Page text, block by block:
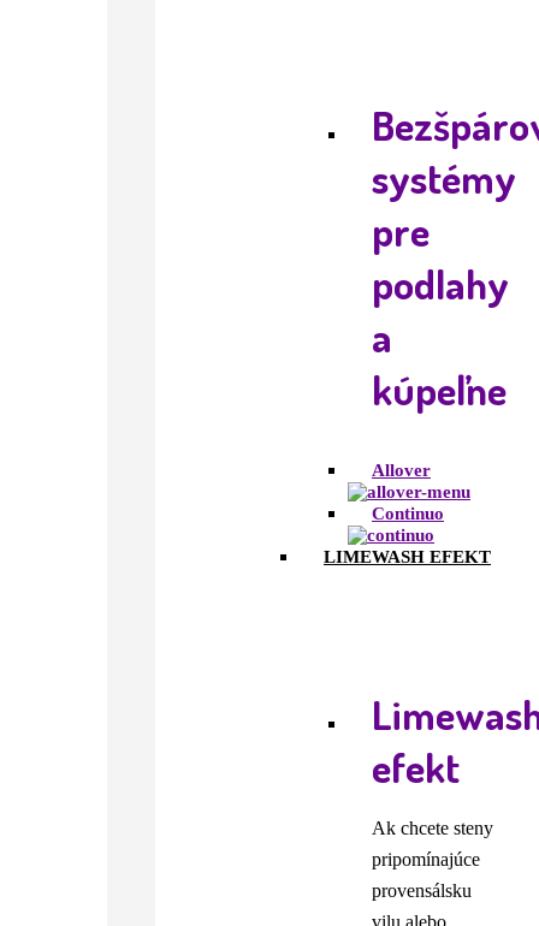
systémy
pre
podlahy
a
kúpeľne
Allover
Continuo
LIMEWASH EFEKT
efekt
Ak chcete steny
pripomínajúce
provensálsku
vilu alebo